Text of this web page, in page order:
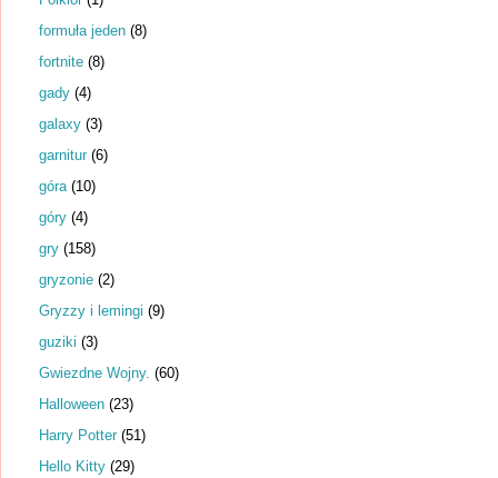
formuła jeden (8)
fortnite (8)
gady (4)
galaxy (3)
garnitur (6)
góra (10)
góry (4)
gry (158)
gryzonie (2)
Gryzzy i lemingi (9)
guziki (3)
Gwiezdne Wojny. (60)
Halloween (23)
Harry Potter (51)
Hello Kitty (29)